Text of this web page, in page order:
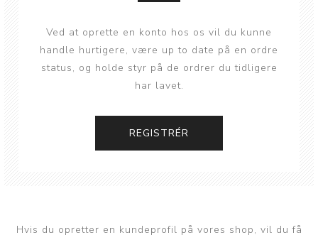
Ved at oprette en konto hos os vil du kunne
handle hurtigere, være up to date på en ordre
status, og holde styr på de ordrer du tidligere
har lavet.
Hvis du opretter en kundeprofil på vores shop, vil du få